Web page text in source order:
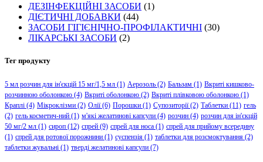
ДЕЗІНФЕКЦІЙНІ ЗАСОБИ (1)
ДІЄТИЧНІ ДОБАВКИ (44)
ЗАСОБИ ГІГІЄНІЧНО-ПРОФІЛАКТИЧНІ (30)
ЛІКАРСЬКІ ЗАСОБИ (2)
Тег продукту
5 мл розчин для ін'єкцій 15 мг/1,5 мл (1) Аерозоль (2) Бальзам (1) Вкриті кишково-
розчинною оболонкою (4) Вкриті оболонкою (2) Вкриті плівковою оболонкою (1)
Краплі (4) Мікроклізми (2) Олії(6) Порошки (1) Супозиторії(2) Таблетки (11) гель
(2) гель косметич-ний (1) м'які желатинові капсули (4) розчин (4) розчин для ін'єкцій
50 мг/2 мл (1) сироп (12) спрей (9) спрей для носа (1) спрей для прийому всередину
(1) спрей для ротової порожнини (1) суспензія (1) таблетки для розсмоктування (2)
таблетки жувальні (1) тверді желатинові капсули (7)